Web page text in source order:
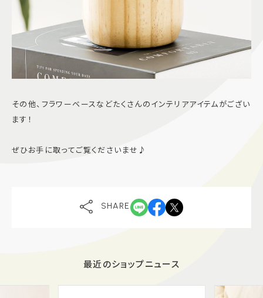
その他、フラワーベースなどたくさんのインテリアアイテムがござい
ます！
ぜひお手に取ってご覧くださいませ♪
SHARE
最近のショップニュース